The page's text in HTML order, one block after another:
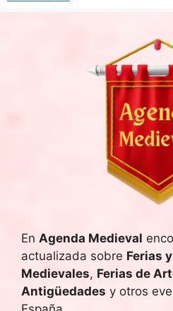
En Agenda Medieval
actualizada sobre Ferias
Medievales, Ferias de
Antigüedades y otros